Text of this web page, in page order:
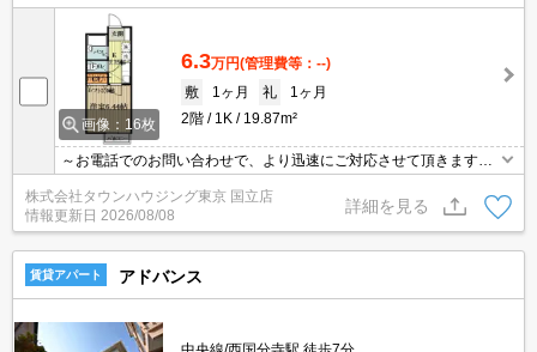
画像：16枚
6.3万円(管理費等：--)
敷
1ヶ月 礼
1ヶ月
2階
1K 19.87m²
～お電話でのお問い合わせで、より迅速にご対応させて頂きます～
地域密着タウンハウジング【国立店】まで～
株式会社タウンハウジング東京 国立店
情報更新日 2026/08/08
詳細を見る
賃貸アパート アドバンス